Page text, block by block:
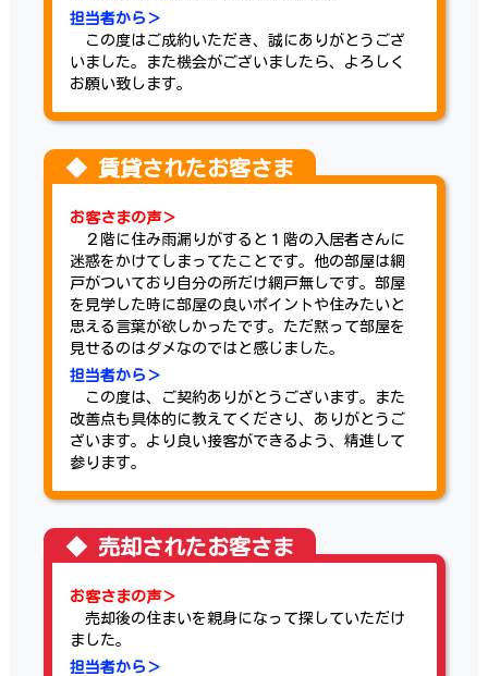
担当者から＞
この度はご成約いただき、誠にありがとうござ
いました。また機会がございましたら、よろしく
お願い致します。
お客さまの声＞
２階に住み雨漏りがすると１階の入居者さんに
迷惑をかけてしまってたことです。他の部屋は網
戸がついており自分の所だけ網戸無しです。部屋
を見学した時に部屋の良いポイントや住みたいと
思える言葉が欲しかったです。ただ黙って部屋を
見せるのはダメなのではと感じました。
担当者から＞
この度は、ご契約ありがとうございます。また
改善点も具体的に教えてくださり、ありがとうご
ざいます。より良い接客ができるよう、精進して
参ります。
お客さまの声＞
売却後の住まいを親身になって探していただけ
ました。
担当者から＞